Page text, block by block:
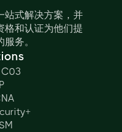
站式解决方案，并
格和认证为他们提
务。
C03